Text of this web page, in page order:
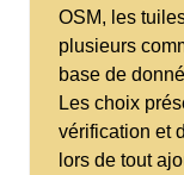
OSM, les
plusieurs
base de
Les choix
vérification et
lors de tout